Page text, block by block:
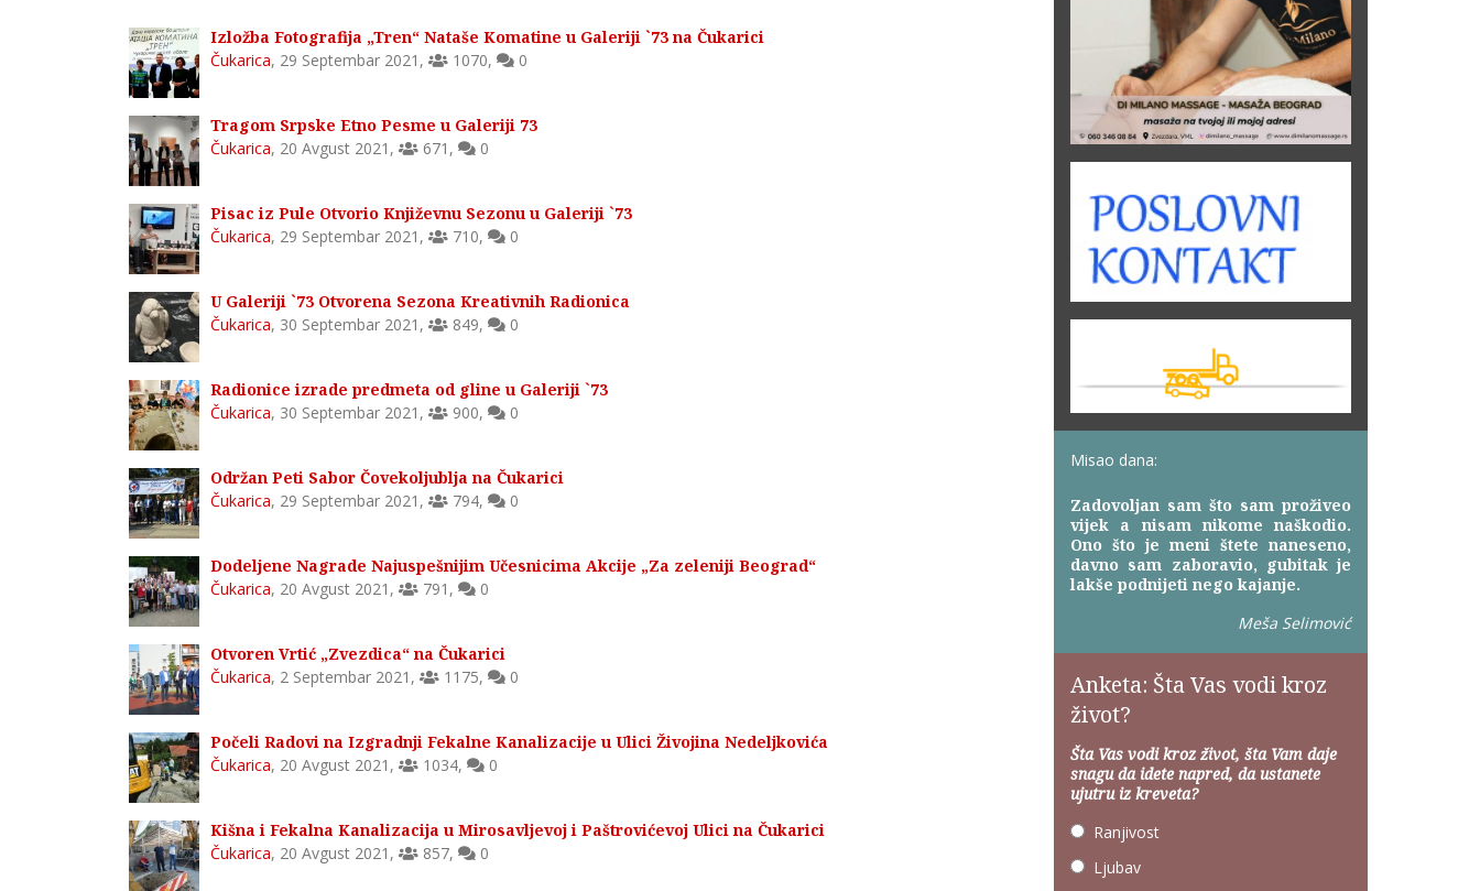
Izložba Fotografija „Tren“ Nataše Komatine u Galeriji `73 na Čukarici
Čukarica, 29 Septembar 2021 , 1070, 0
Tragom Srpske Etno Pesme u Galeriji 73
Čukarica, 20 Avgust 2021 , 671 , 0
Pisac iz Pule Otvorio Književnu Sezonu u Galeriji `73
Čukarica, 29 Septembar 2021 , 710, 0
U Galeriji `73 Otvorena Sezona Kreativnih Radionica
Čukarica, 30 Septembar 2021 , 849, 0
Radionice izrade predmeta od gline u Galeriji `73
Čukarica, 30 Septembar 2021 , 900, 0
Održan Peti Sabor Čovekoljublja na Čukarici
Čukarica, 29 Septembar 2021 , 794, 0
Dodeljene Nagrade Najuspešnijim Učesnicima Akcije „Za zeleniji Beograd“
Čukarica, 20 Avgust 2021 , 791 , 0
Otvoren Vrtić „Zvezdica“ na Čukarici
Čukarica, 2 Septembar 2021 , 1175, 0
Počeli Radovi na Izgradnji Fekalne Kanalizacije u Ulici Živojina Nedeljkovića
Čukarica, 20 Avgust 2021 , 1034, 0
Kišna i Fekalna Kanalizacija u Mirosavljevoj i Paštrovićevoj Ulici na Čukarici
Čukarica, 20 Avgust 2021 , 857, 0
Misao dana:
Zadovoljan sam što sam proživeo
vijek a nisam nikome naškodio.
Ono što je meni štete naneseno,
davno sam zaboravio, gubitak je
lakše podnijeti nego kajanje.
Meša Selimović
Anketa: Šta Vas vodi kroz
život?
Šta Vas vodi kroz život, šta Vam daje
snagu da idete napred, da ustanete
ujutru iz kreveta?
Ranjivost
Ljubav